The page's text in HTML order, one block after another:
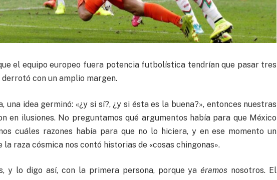
el equipo europeo fuera potencia futbolística tendrían que pasar tres
derrotó con un amplio margen.
una idea germinó: «¿y si sí?, ¿y si ésta es la buena?», entonces nuestras
en ilusiones. No preguntamos qué argumentos había para que México
cuáles razones había para que no lo hiciera, y en ese momento un
raza cósmica nos contó historias de «cosas chingonas».
y lo digo así, con la primera persona, porque yaéramos nosotros. El